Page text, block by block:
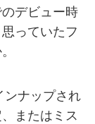
デビュー時
っていたフ
ンナップされ
またはミス